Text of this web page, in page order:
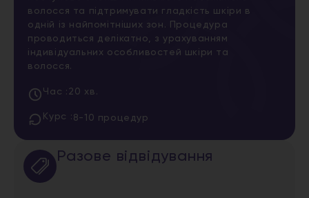
волосся та підтримувати гладкість шкіри в
одній із найпомітніших зон. Процедура
проводиться делікатно, з урахуванням
індивідуальних особливостей шкіри та
волосся.
Час : 20 хв.
Курс : 8-10 процедур
Разове відвідування